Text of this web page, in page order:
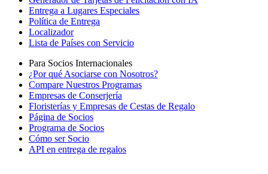
Entrega a Lugares Especiales
Política de Entrega
Localizador
Lista de Países con Servicio
Para Socios Internacionales
¿Por qué Asociarse con Nosotros?
Compare Nuestros Programas
Empresas de Conserjería
Floristerías y Empresas de Cestas de Regalo
Página de Socios
Programa de Socios
Cómo ser Socio
API en entrega de regalos